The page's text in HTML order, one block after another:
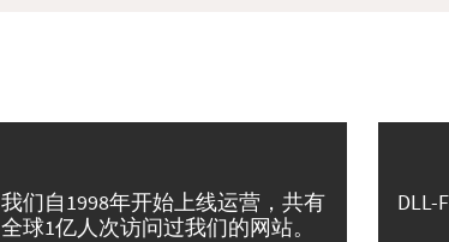
我们自1998年开始上线运营，共有
全球1亿人次访问过我们的网站。
DLL-